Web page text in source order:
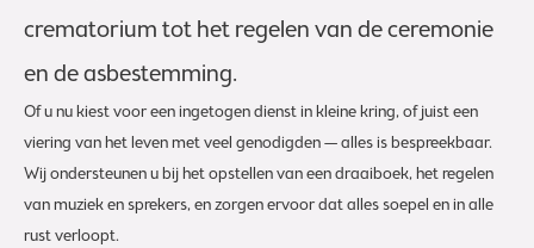
crematorium tot het regelen van de ceremonie
en de asbestemming.
Of u nu kiest voor een ingetogen dienst in kleine kring, of juist een
viering van het leven met veel genodigden — alles is bespreekbaar.
Wij ondersteunen u bij het opstellen van een draaiboek, het regelen
van muziek en sprekers, en zorgen ervoor dat alles soepel en in alle
rust verloopt.